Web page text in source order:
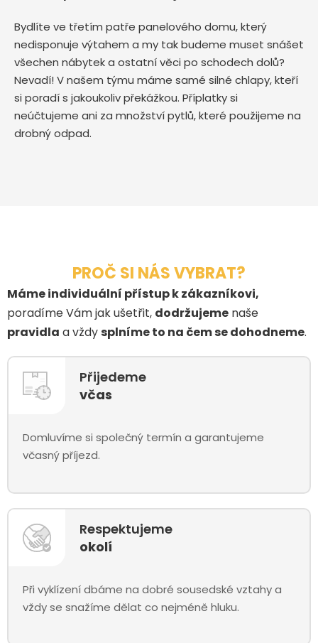
Bydlíte ve třetím patře panelového domu, který
nedisponuje výtahem a my tak budeme muset snášet
všechen nábytek a ostatní věci po schodech dolů?
Nevadí! V našem týmu máme samé silné chlapy, kteří
si poradí s jakoukoliv překážkou. Příplatky si
neúčtujeme ani za množství pytlů, které použijeme na
drobný odpad.
PROČ SI NÁS VYBRAT?
Máme individuální přístup k zákazníkovi,
poradíme Vám jak ušetřit, dodržujeme naše
pravidla a vždy splníme to na čem se dohodneme.
Přijedeme
včas
Domluvíme si společný termín a garantujeme
včasný příjezd.
Respektujeme
okolí
Při vyklízení dbáme na dobré sousedské vztahy a
vždy se snažíme dělat co nejméně hluku.